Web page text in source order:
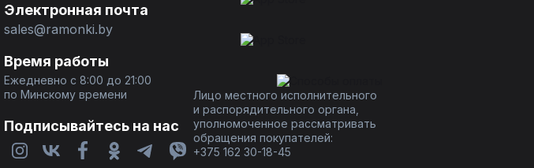
Электронная почта
sales@ramonki.by
Время работы
Ежедневно с 8:00 до 21:00
по Минскому времени
Подписывайтесь на нас
Лицо местного исполнительного
и распорядительного органа,
уполномоченное рассматривать
обращения покупателей:
+375 162 30-18-45